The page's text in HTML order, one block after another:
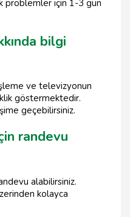
problemler için 1-3 gün
bilgi
ve televizyonun
göstermektedir.
geçebilirsiniz.
randevu
alabilirsiniz.
kolayca